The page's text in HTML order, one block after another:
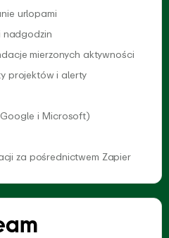
urlopami
nadgodzinAutomatycznie mierz
mierzonych aktywności
projektów i alertyŚledź czas
i Microsoft)
za pośrednictwem Zapier